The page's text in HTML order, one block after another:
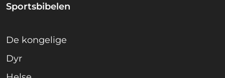
Sportsbibelen
De kongelige
Dyr